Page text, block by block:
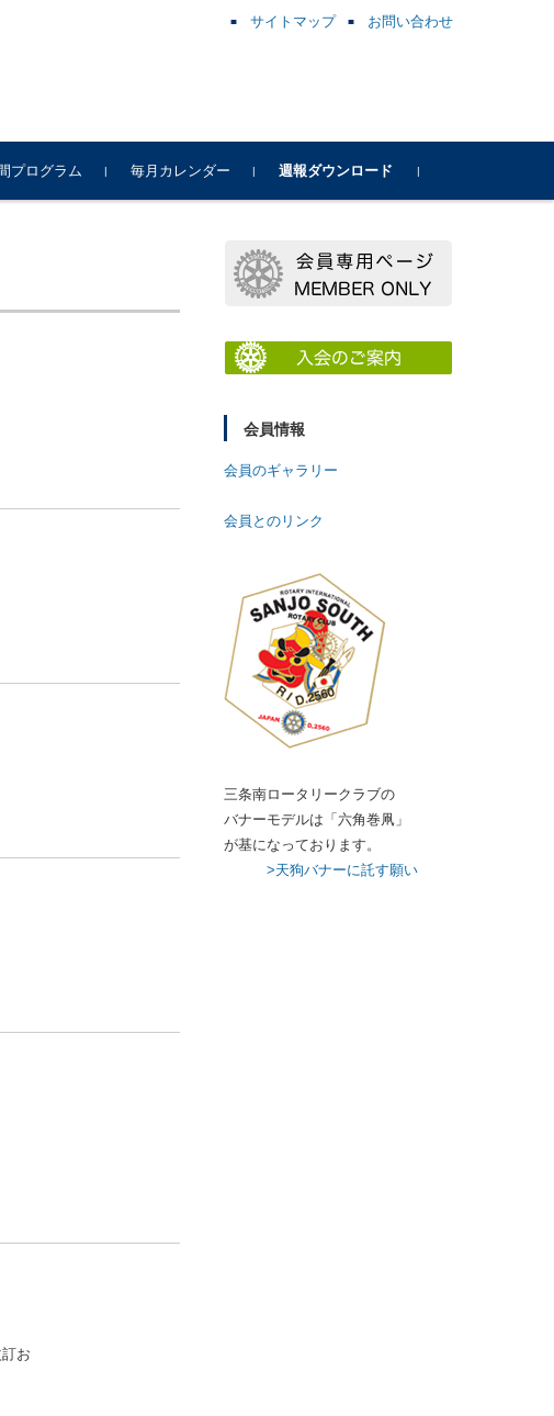
サイトマップ お問い合わせ
プログラム 毎月カレンダー 週報ダウンロード
お
会員情報
会員のギャラリー
会員とのリンク
三条南ロータリークラブの
バナーモデルは「六角巻凧」
が基になっております。
>天狗バナーに託す願い